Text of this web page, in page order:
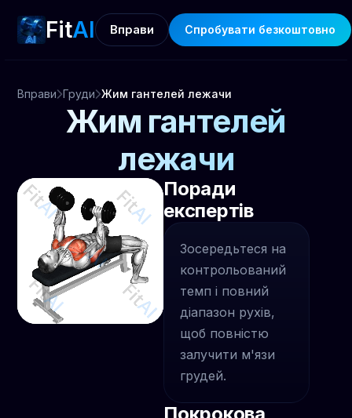
FitAI Вправи Спробувати безкоштовно
Вправи Груди Жим гантелей лежачи
Жим гантелей
лежачи
Поради
експертів
Зосередьтеся на
контрольований
темп і повний
діапазон рухів,
щоб повністю
залучити м'язи
грудей.